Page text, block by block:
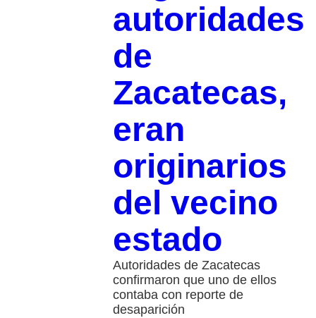
autoridades
de
Zacatecas,
eran
originarios
del vecino
estado
Autoridades de Zacatecas
confirmaron que uno de ellos
contaba con reporte de
desaparición